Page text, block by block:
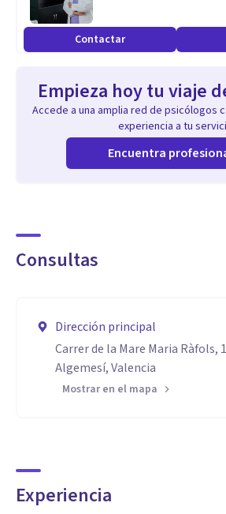
Contactar
Empieza hoy tu viaje
Accede a una amplia red de psicólogos
experiencia a tu
Encuentra
Consultas
Dirección principal
Carrer de la Mare Maria Ràfols,
Algemesí, Valencia
Mostrar en el mapa
Experiencia